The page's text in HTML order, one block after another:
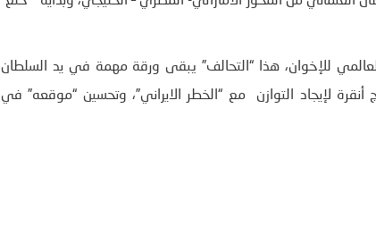
للإخوان، هذا “التحالف” يبقى ورقة مهمة في يد السلطان
لإيجاد التوازن مع “الخطر الايراني”، وتحسين “موقعه” في